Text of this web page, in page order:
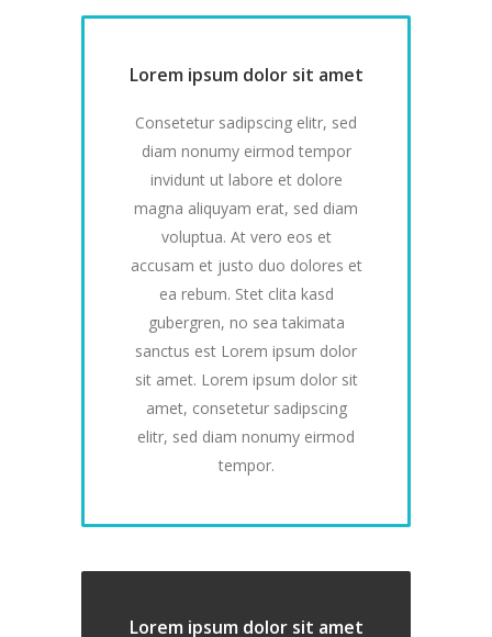
Lorem ipsum dolor sit amet
Consetetur sadipscing elitr, sed
diam nonumy eirmod tempor
invidunt ut labore et dolore
magna aliquyam erat, sed diam
voluptua. At vero eos et
accusam et justo duo dolores et
ea rebum. Stet clita kasd
gubergren, no sea takimata
sanctus est Lorem ipsum dolor
sit amet. Lorem ipsum dolor sit
amet, consetetur sadipscing
elitr, sed diam nonumy eirmod
tempor.
Lorem ipsum dolor sit amet